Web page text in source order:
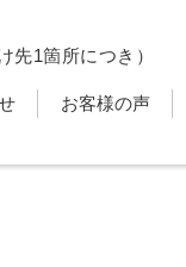
先1箇所につき）
お客様の声